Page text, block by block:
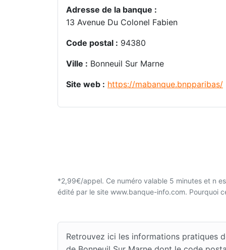
Adresse de la banque :
13 Avenue Du Colonel Fabien
Code postal : 94380
Ville : Bonneuil Sur Marne
Site web : https://mabanque.bnpparibas/
*2,99€/appel. Ce numéro valable 5 minutes et n
édité par le site www.banque-info.com. Pourquoi
Retrouvez ici les informations pratiques